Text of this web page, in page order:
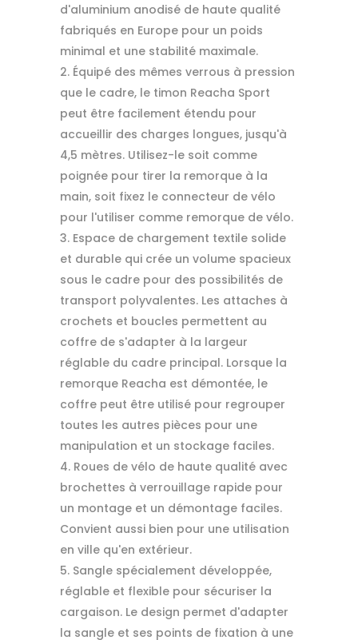
d'aluminium anodisé de haute qualité
fabriqués en Europe pour un poids
minimal et une stabilité maximale.
Équipé des mêmes verrous à pression
que le cadre, le timon Reacha Sport
peut être facilement étendu pour
accueillir des charges longues, jusqu'à
4,5 mètres. Utilisez-le soit comme
poignée pour tirer la remorque à la
main, soit fixez le connecteur de vélo
pour l'utiliser comme remorque de vélo.
Espace de chargement textile solide
et durable qui crée un volume spacieux
sous le cadre pour des possibilités de
transport polyvalentes. Les attaches à
crochets et boucles permettent au
coffre de s'adapter à la largeur
réglable du cadre principal. Lorsque la
remorque Reacha est démontée, le
coffre peut être utilisé pour regrouper
toutes les autres pièces pour une
manipulation et un stockage faciles.
Roues de vélo de haute qualité avec
brochettes à verrouillage rapide pour
un montage et un démontage faciles.
Convient aussi bien pour une utilisation
en ville qu'en extérieur.
Sangle spécialement développée,
réglable et flexible pour sécuriser la
cargaison. Le design permet d'adapter
la sangle et ses points de fixation à une